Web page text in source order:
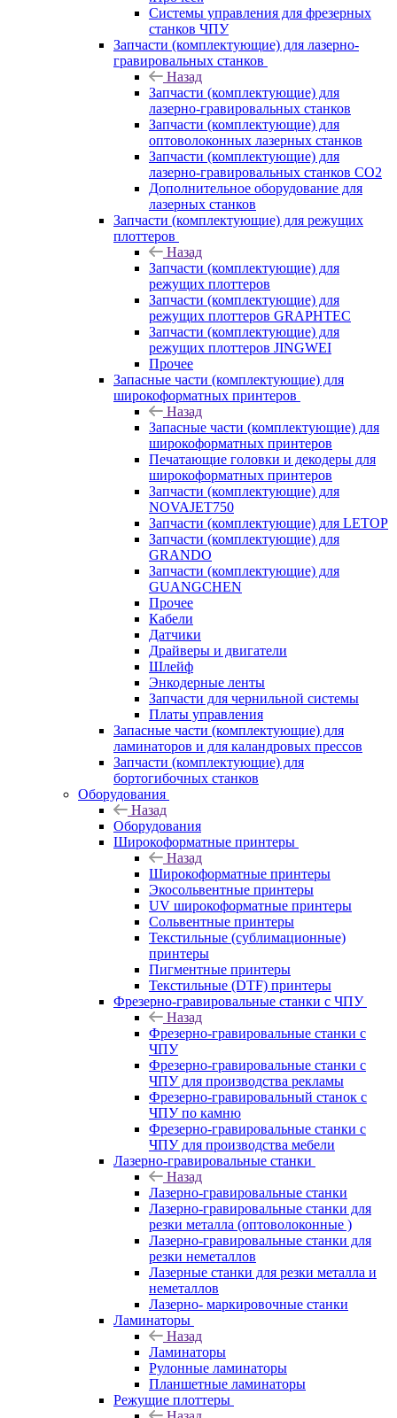
Системы управления для фрезерных
станков ЧПУ
Запчасти (комплектующие) для лазерно-
гравировальных станков
Назад
Запчасти (комплектующие) для
лазерно-гравировальных станков
Запчасти (комплектующие) для
оптоволоконных лазерных станков
Запчасти (комплектующие) для
лазерно-гравировальных станков CO2
Дополнительное оборудование для
лазерных станков
Запчасти (комплектующие) для режущих
плоттеров
Назад
Запчасти (комплектующие) для
режущих плоттеров
Запчасти (комплектующие) для
режущих плоттеров GRAPHTEC
Запчасти (комплектующие) для
режущих плоттеров JINGWEI
Прочее
Запасные части (комплектующие) для
широкоформатных принтеров
Назад
Запасные части (комплектующие) для
широкоформатных принтеров
Печатающие головки и декодеры для
широкоформатных принтеров
Запчасти (комплектующие) для
NOVAJET750
Запчасти (комплектующие) для LETOP
Запчасти (комплектующие) для
GRANDO
Запчасти (комплектующие) для
GUANGCHEN
Прочее
Кабели
Датчики
Драйверы и двигатели
Шлейф
Энкодерные ленты
Запчасти для чернильной системы
Платы управления
Запасные части (комплектующие) для
ламинаторов и для каландровых прессов
Запчасти (комплектующие) для
бортогибочных станков
Оборудования
Назад
Оборудования
Широкоформатные принтеры
Назад
Широкоформатные принтеры
Экосольвентные принтеры
UV широкоформатные принтеры
Сольвентные принтеры
Текстильные (сублимационные)
принтеры
Пигментные принтеры
Текстильные (DTF) принтеры
Фрезерно-гравировальные станки с ЧПУ
Назад
Фрезерно-гравировальные станки с
ЧПУ
Фрезерно-гравировальные станки с
ЧПУ для производства рекламы
Фрезерно-гравировальный станок с
ЧПУ по камню
Фрезерно-гравировальные станки с
ЧПУ для производства мебели
Лазерно-гравировальные станки
Назад
Лазерно-гравировальные станки
Лазерно-гравировальные станки для
резки металла (оптоволоконные )
Лазерно-гравировальные станки для
резки неметаллов
Лазерные станки для резки металла и
неметаллов
Лазерно- маркировочные станки
Ламинаторы
Назад
Ламинаторы
Рулонные ламинаторы
Планшетные ламинаторы
Режущие плоттеры